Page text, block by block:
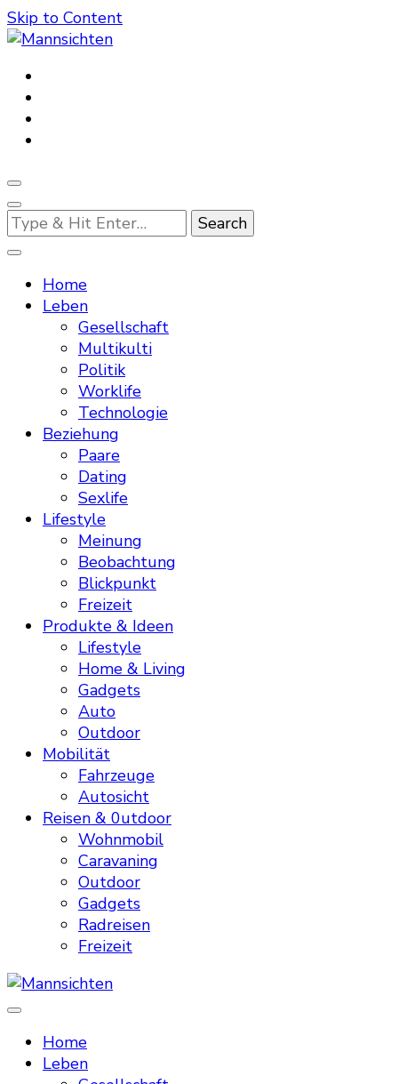
Skip to Content
Mannsichten
Was Männer wollen. Was Männer denken.
Looking
for
Something?
Home
Leben
Gesellschaft
Multikulti
Politik
Worklife
Technologie
Beziehung
Paare
Dating
Sexlife
Lifestyle
Meinung
Beobachtung
Blickpunkt
Freizeit
Produkte & Ideen
Lifestyle
Home & Living
Gadgets
Auto
Outdoor
Mobilität
Fahrzeuge
Autosicht
Reisen & 0utdoor
Wohnmobil
Caravaning
Outdoor
Gadgets
Radreisen
Freizeit
Mannsichten
Home
Leben